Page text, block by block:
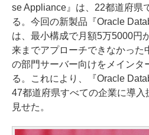
se Appliance』は、22都道府県
る。今回の新製品『Oracle
は、最小構成で月額5万5000円
来までアプローチできなかった
の部門サーバー向けをメインタ
る。これにより、『Oracle
47都道府県すべての企業に導
見せた。